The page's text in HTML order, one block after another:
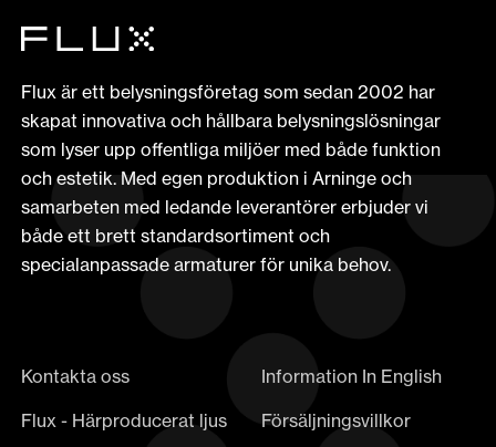
Flux är ett belysningsföretag som sedan 2002 har
skapat innovativa och hållbara belysningslösningar
som lyser upp offentliga miljöer med både funktion
och estetik. Med egen produktion i Arninge och
samarbeten med ledande leverantörer erbjuder vi
både ett brett standardsortiment och
specialanpassade armaturer för unika behov.
Kontakta oss
Information In English
Flux - Härproducerat ljus
Försäljningsvillkor